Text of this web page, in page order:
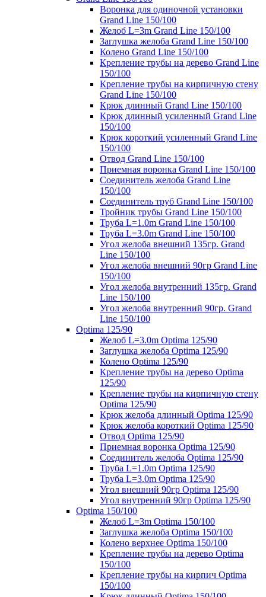
Воронка для одиночной установки
Grand Line 150/100
Желоб L=3m Grand Line 150/100
Заглушка желоба Grand Line 150/100
Колено Grand Line 150/100
Крепление трубы на дерево Grand Line
150/100
Крепление трубы на кирпичную стену
Grand Line 150/100
Крюк длинный Grand Line 150/100
Крюк длинный усиленный Grand Line
150/100
Крюк короткий усиленный Grand Line
150/100
Отвод Grand Line 150/100
Приемная воронка Grand Line 150/100
Соединитель желоба Grand Line
150/100
Соединитель труб Grand Line 150/100
Тройник трубы Grand Line 150/100
Труба L=1.0m Grand Line 150/100
Труба L=3.0m Grand Line 150/100
Угол желоба внешний 135гр. Grand
Line 150/100
Угол желоба внешний 90гр Grand Line
150/100
Угол желоба внутренний 135гр. Grand
Line 150/100
Угол желоба внутренний 90гр. Grand
Line 150/100
Optima 125/90
Желоб L=3.0m Optima 125/90
Заглушка желоба Optima 125/90
Колено Optima 125/90
Крепление трубы на дерево Optima
125/90
Крепление трубы на кирпичную стену
Optima 125/90
Крюк желоба длинный Optima 125/90
Крюк желоба короткий Optima 125/90
Отвод Optima 125/90
Приемная воронка Optima 125/90
Соединитель желоба Optima 125/90
Труба L=1.0m Optima 125/90
Труба L=3.0m Optima 125/90
Угол внешний 90гр Optima 125/90
Угол внутренний 90гр Optima 125/90
Optima 150/100
Желоб L=3m Optima 150/100
Заглушка желоба Optima 150/100
Колено верхнее Optima 150/100
Крепление трубы на дерево Optima
150/100
Крепление трубы на кирпич Optima
150/100